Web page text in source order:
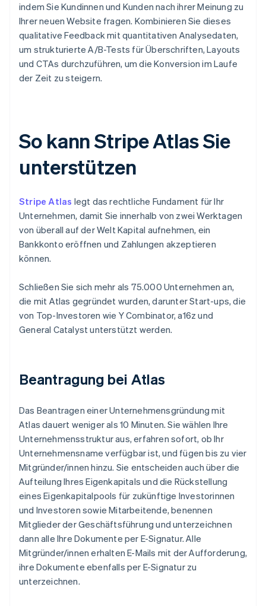
indem Sie Kundinnen und Kunden nach ihrer Meinung zu
Ihrer neuen Website fragen. Kombinieren Sie dieses
qualitative Feedback mit quantitativen Analysedaten,
um strukturierte A/B-Tests für Überschriften, Layouts
und CTAs durchzuführen, um die Konversion im Laufe
der Zeit zu steigern.
So kann Stripe Atlas Sie
unterstützen
Stripe Atlas legt das rechtliche Fundament für Ihr
Unternehmen, damit Sie innerhalb von zwei Werktagen
von überall auf der Welt Kapital aufnehmen, ein
Bankkonto eröffnen und Zahlungen akzeptieren
können.
Schließen Sie sich mehr als 75.000 Unternehmen an,
die mit Atlas gegründet wurden, darunter Start-ups, die
von Top-Investoren wie Y Combinator, a16z und
General Catalyst unterstützt werden.
Beantragung bei Atlas
Das Beantragen einer Unternehmensgründung mit
Atlas dauert weniger als 10 Minuten. Sie wählen Ihre
Unternehmensstruktur aus, erfahren sofort, ob Ihr
Unternehmensname verfügbar ist, und fügen bis zu vier
Mitgründer/innen hinzu. Sie entscheiden auch über die
Aufteilung Ihres Eigenkapitals und die Rückstellung
eines Eigenkapitalpools für zukünftige Investorinnen
und Investoren sowie Mitarbeitende, benennen
Mitglieder der Geschäftsführung und unterzeichnen
dann alle Ihre Dokumente per E-Signatur. Alle
Mitgründer/innen erhalten E-Mails mit der Aufforderung,
ihre Dokumente ebenfalls per E-Signatur zu
unterzeichnen.